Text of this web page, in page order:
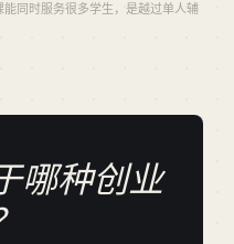
同时服务很多学生，是越过单人辅
哪种创业